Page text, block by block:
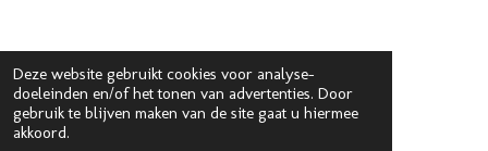
Deze website gebruikt cookies voor analyse-
doeleinden en/of het tonen van advertenties. Door
gebruik te blijven maken van de site gaat u hiermee
akkoord.